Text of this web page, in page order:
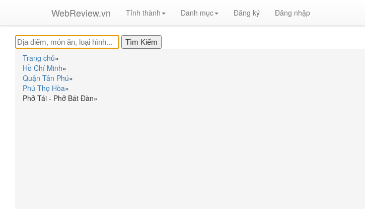
WebReview.vn Tỉnh thành Danh mục Đăng ký Đăng nhập
Trang chủ»
Hồ Chí Minh»
Quận Tân Phú»
Phú Thọ Hòa»
Phở Tái - Phở Bát Đàn»